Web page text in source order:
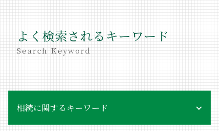
よく検索されるキーワード
Search Keyword
相続に関するキーワード